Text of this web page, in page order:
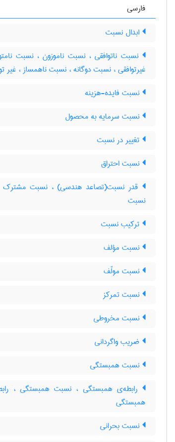
فارسی
ابدال نسبت
نسبت ناتوافقی ، نسبت ناموزون ، نسبت
غیرتوافقی ، نسبت دوگانه ، نسبت ناهمساز ، غیر
نسبت فایده-هزینه
نسبت سرمایه به محصول
تغییر در نسبت
نسبت احتراق
قدر نسبت(تصاعد هندسی) ، نسبت مشترک
نسبت
ترکیب نسبت
نسبت مؤلف
نسبت مولّف
نسبت تمرکز
نسبت مخروطی
ضریب واگردانی
نسبت همبستگی
رابطه‌ی همبستگی ، نسبت همبستگی ،
همبستگی
نسبت بحرانی